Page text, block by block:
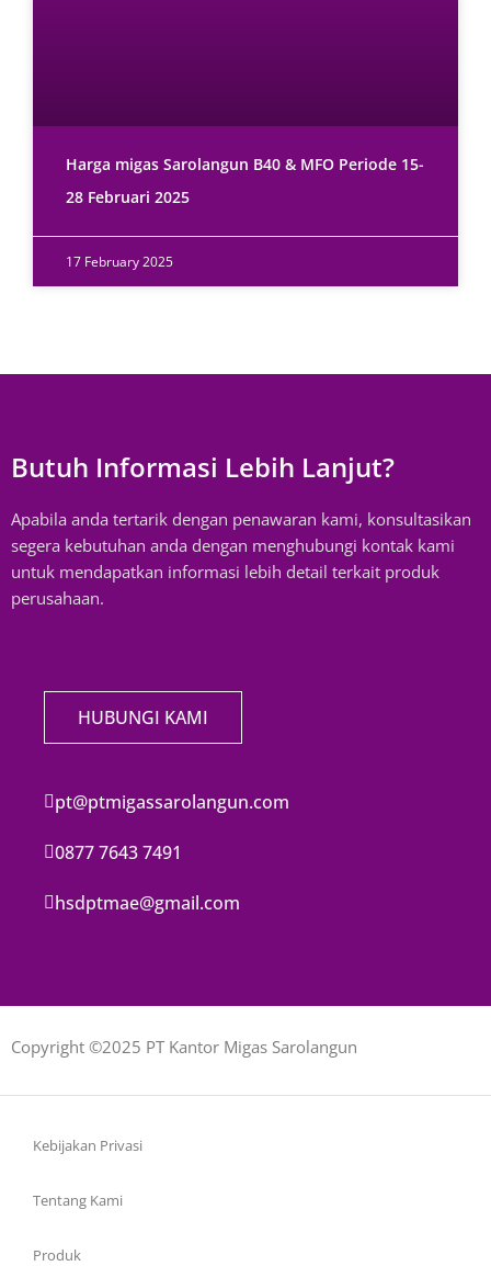
Harga migas Sarolangun B40 & MFO Periode 15-
28 Februari 2025
17 February 2025
Butuh Informasi Lebih Lanjut?
Apabila anda tertarik dengan penawaran kami, konsultasikan
segera kebutuhan anda dengan menghubungi kontak kami
untuk mendapatkan informasi lebih detail terkait produk
perusahaan.
HUBUNGI KAMI
pt@ptmigassarolangun.com
0877 7643 7491
hsdptmae@gmail.com
Copyright ©2025 PT Kantor Migas Sarolangun
Kebijakan Privasi
Tentang Kami
Produk